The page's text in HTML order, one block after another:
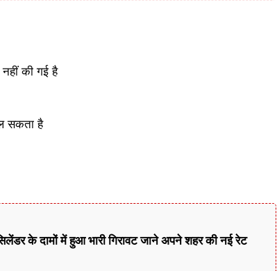
की गई है
सकता है
के दामों में हुआ भारी गिरावट जाने अपने शहर की नई रेट